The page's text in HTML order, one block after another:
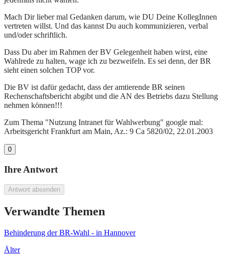
Mach Dir lieber mal Gedanken darum, wie DU Deine KollegInnen
vertreten willst. Und das kannst Du auch kommunizieren, verbal
und/oder schriftlich.
Dass Du aber im Rahmen der BV Gelegenheit haben wirst, eine
Wahlrede zu halten, wage ich zu bezweifeln. Es sei denn, der BR
sieht einen solchen TOP vor.
Die BV ist dafür gedacht, dass der amtierende BR seinen
Rechenschaftsbericht abgibt und die AN des Betriebs dazu Stellung
nehmen können!!!
Zum Thema "Nutzung Intranet für Wahlwerbung" google mal:
Arbeitsgericht Frankfurt am Main, Az.: 9 Ca 5820/02, 22.01.2003
0
Ihre Antwort
Antwort absenden
Verwandte Themen
Behinderung der BR-Wahl - in Hannover
Älter